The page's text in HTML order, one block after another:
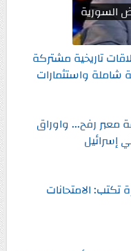
السورية
تاريخية مشتركة
شاملة واستثمارات
معبر رفح... واوراق
إسرائيل
تكتب: الامتحانات